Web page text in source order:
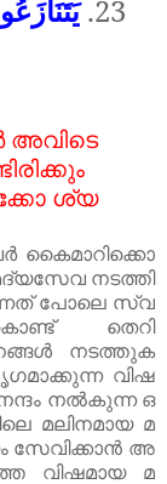
23.
അവിടെ
ശ്യ
കൈമാറിക്കൊ
നടത്തി
പോലെ സ്വ
തെറി
നടത്തുക
വിഷ
നൽകുന്ന ഒ
മലിനമായ മ
സേവിക്കാൻ അ
വിഷമായ
മ